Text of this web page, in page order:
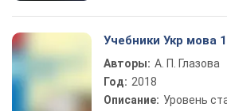
Учебники Укр мова
Авторы: А. П. Глазова
Год: 2018
Описание: Уровень